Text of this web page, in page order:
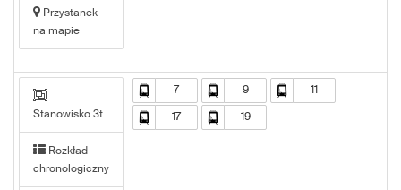
Przystanek
na mapie
Stanowisko 3t
Rozkład
chronologiczny
7 9 11
17 19